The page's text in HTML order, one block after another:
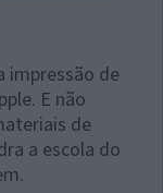
impressão de
E não
de
a escola do